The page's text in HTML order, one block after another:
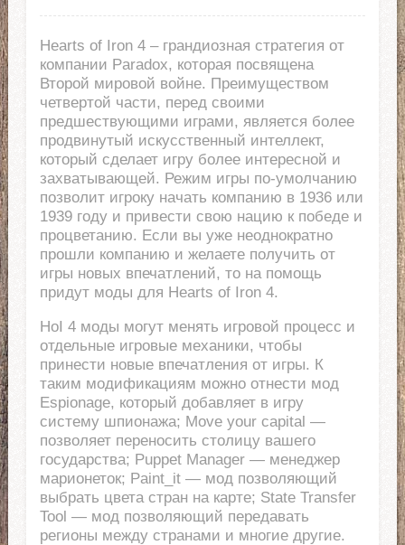
Hearts of Iron 4 – грандиозная стратегия от
компании Paradox, которая посвящена
Второй мировой войне. Преимуществом
четвертой части, перед своими
предшествующими играми, является более
продвинутый искусственный интеллект,
который сделает игру более интересной и
захватывающей. Режим игры по-умолчанию
позволит игроку начать компанию в 1936 или
1939 году и привести свою нацию к победе и
процветанию. Если вы уже неоднократно
прошли компанию и желаете получить от
игры новых впечатлений, то на помощь
придут моды для Hearts of Iron 4.
HoI 4 моды могут менять игровой процесс и
отдельные игровые механики, чтобы
принести новые впечатления от игры. К
таким модификациям можно отнести мод
Espionage, который добавляет в игру
систему шпионажа; Move your capital —
позволяет переносить столицу вашего
государства; Puppet Manager — менеджер
марионеток; Paint_it — мод позволяющий
выбрать цвета стран на карте; State Transfer
Tool — мод позволяющий передавать
регионы между странами и многие другие.